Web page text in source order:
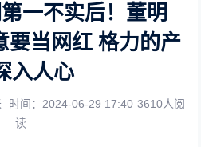
一不实后！董明
要当网红 格力的产
入人心
时间：2024-06-29 17:40 3610人阅
读